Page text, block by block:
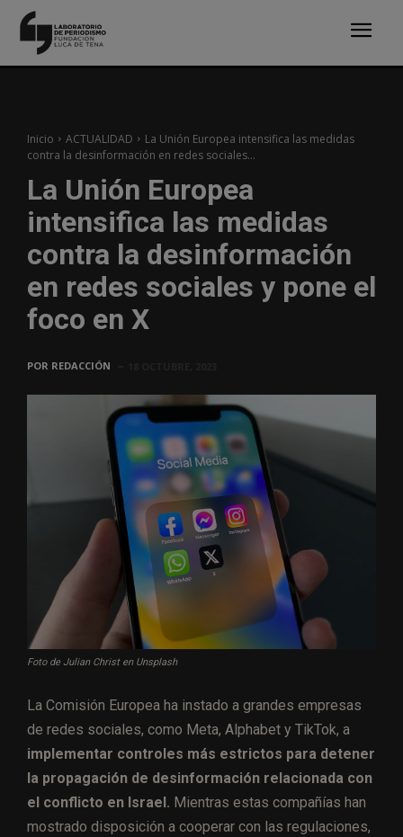
Inicio ACTUALIDAD
La Unión Europea intensifica las medidas
contra la desinformación en redes sociales...
La Unión Europea
intensifica las medidas
contra la desinformación
en redes sociales y pone el
foco en X
POR REDACCIÓN
Foto de Julian Christ en Unsplash
La Comisión Europea ha instado a grandes empresas
de redes sociales, como Meta, Alphabet y TikTok, a
implementar controles más estrictos para detener
la propagación de desinformación relacionada con
el conflicto en Israel. Mientras estas compañías han
mostrado disposición a cooperar con las regulaciones,